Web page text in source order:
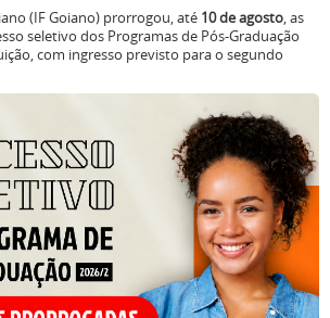
(IF Goiano) prorrogou, até 10 de agosto, as
seletivo dos Programas de Pós-Graduação
com ingresso previsto para o segundo